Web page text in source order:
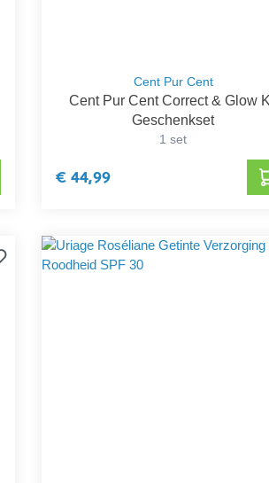
Cent Pur Cent
Cent Pur Cent Correct & Glow
Geschenkset
1 set
€ 44,99